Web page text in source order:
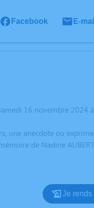
Facebook E-mail
16 novembre 2024
une anecdote ou
de Nadine
Je rends